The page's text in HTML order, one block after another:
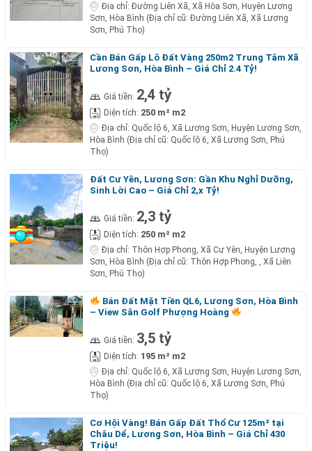
Địa chỉ: Đường Liên Xã, Xã Hòa Sơn, Huyện Lương
Sơn, Hòa Bình (Địa chỉ cũ: Đường Liên Xã, Xã Lương
Sơn, Phú Thọ)
Cần Bán Gấp Lô Đất Vàng 250m2 Trung Tâm Xã
Lương Sơn, Hòa Bình – Giá Chỉ 2.4 Tỷ!
Giá tiền: 2,4 tỷ
Diện tích: 250 m² m2
Địa chỉ: Quốc lộ 6, Xã Lương Sơn, Huyện Lương Sơn,
Hòa Bình (Địa chỉ cũ: Quốc lộ 6, Xã Lương Sơn, Phú
Thọ)
Đất Cư Yên, Lương Sơn: Gần Khu Nghỉ Dưỡng,
Sinh Lời Cao – Giá Chỉ 2,x Tỷ!
Giá tiền: 2,3 tỷ
Diện tích: 250 m² m2
Địa chỉ: Thôn Hợp Phong, Xã Cư Yên, Huyện Lương
Sơn, Hòa Bình (Địa chỉ cũ: Thôn Hợp Phong, , Xã Liên
Sơn, Phú Thọ)
Bán Đất Mặt Tiền QL6, Lương Sơn, Hòa Bình
– View Sân Golf Phượng Hoàng
Giá tiền: 3,5 tỷ
Diện tích: 195 m² m2
Địa chỉ: Quốc lộ 6, Xã Lương Sơn, Huyện Lương Sơn,
Hòa Bình (Địa chỉ cũ: Quốc lộ 6, Xã Lương Sơn, Phú
Thọ)
Cơ Hội Vàng! Bán Gấp Đất Thổ Cư 125m² tại
Châu Dể, Lương Sơn, Hòa Bình – Giá Chỉ 430
Triệu!